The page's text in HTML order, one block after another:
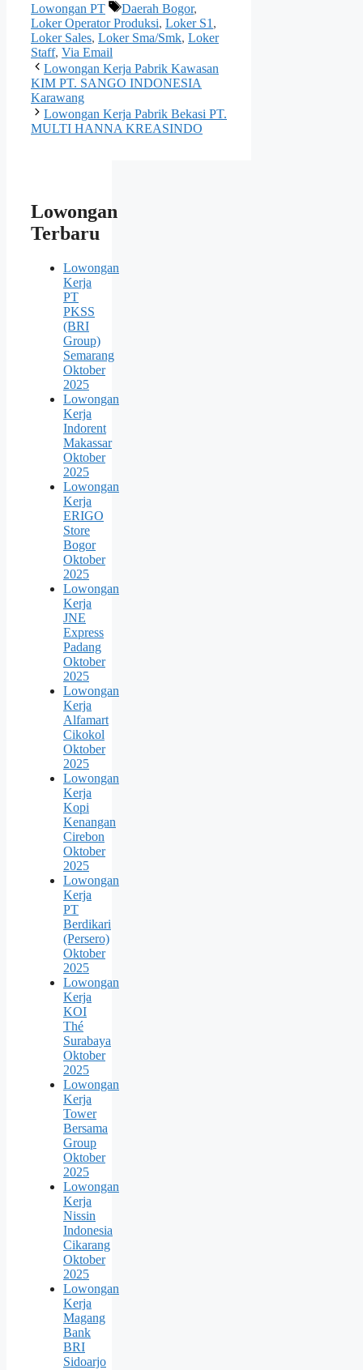
Lowongan PT Tag
Daerah Bogor,
Loker Operator Produksi, Loker S1 ,
Loker Sales, Loker Sma/Smk, Loker
Staff, Via Email
Lowongan Kerja Pabrik Kawasan
KIM PT. SANGO INDONESIA
Karawang
Lowongan Kerja Pabrik Bekasi PT.
MULTI HANNA KREASINDO
Lowongan
Terbaru
Lowongan
Kerja
PT
PKSS
(BRI
Group)
Semarang
Oktober
2025
Lowongan
Kerja
Indorent
Makassar
Oktober
2025
Lowongan
Kerja
ERIGO
Store
Bogor
Oktober
2025
Lowongan
Kerja
JNE
Express
Padang
Oktober
2025
Lowongan
Kerja
Alfamart
Cikokol
Oktober
2025
Lowongan
Kerja
Kopi
Kenangan
Cirebon
Oktober
2025
Lowongan
Kerja
PT
Berdikari
(Persero)
Oktober
2025
Lowongan
Kerja
KOI
Thé
Surabaya
Oktober
2025
Lowongan
Kerja
Tower
Bersama
Group
Oktober
2025
Lowongan
Kerja
Nissin
Indonesia
Cikarang
Oktober
2025
Lowongan
Kerja
Magang
Bank
BRI
Sidoarjo